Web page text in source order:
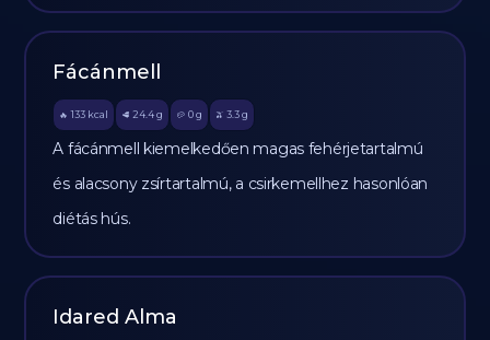
Fácánmell
🔥 133 kcal 🥩 24.4 g 🥔 0g 🫒 3.3 g
A fácánmell kiemelkedően magas fehérjetartalmú
és alacsony zsírtartalmú, a csirkemellhez hasonlóan
diétás hús.
Idared Alma